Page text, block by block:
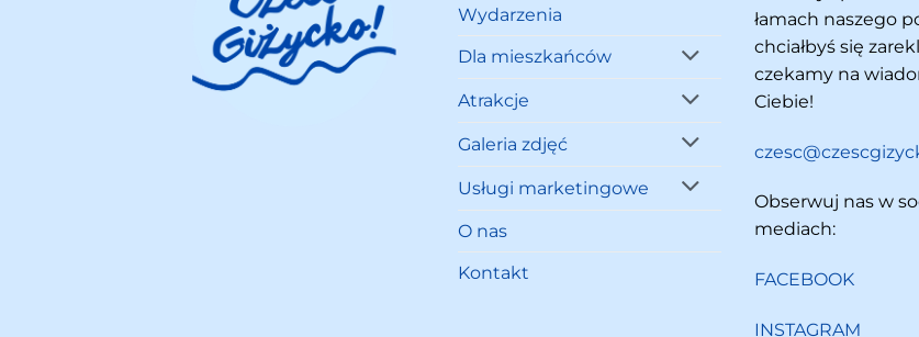
Wydarzenia
Dla mieszkańców
Atrakcje
Galeria zdjęć
Usługi marketingowe
O nas
Kontakt
łamach naszego
chciałbyś się
czekamy na
Ciebie!
Obserwuj nas w
mediach:
FACEBOOK
INSTAGRAM